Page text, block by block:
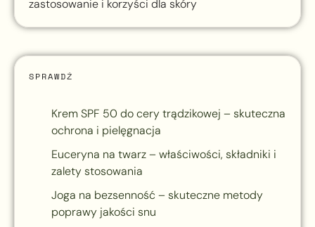
zastosowanie i korzyści dla skóry
SPRAWDŹ
Krem SPF 50 do cery trądzikowej – skuteczna
ochrona i pielęgnacja
Euceryna na twarz – właściwości, składniki i
zalety stosowania
Joga na bezsenność – skuteczne metody
poprawy jakości snu